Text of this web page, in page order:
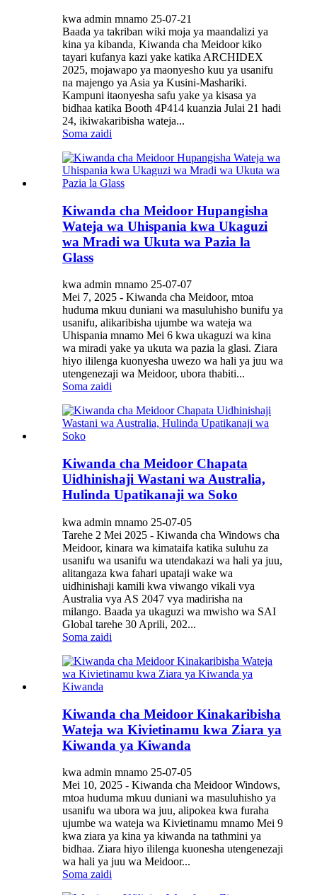
kwa admin mnamo 25-07-21
Baada ya takriban wiki moja ya maandalizi ya
kina ya kibanda, Kiwanda cha Meidoor kiko
tayari kufanya kazi yake katika ARCHIDEX
2025, mojawapo ya maonyesho kuu ya usanifu
na majengo ya Asia ya Kusini-Mashariki.
Kampuni itaonyesha safu yake ya kisasa ya
bidhaa katika Booth 4P414 kuanzia Julai 21 hadi
24, ikiwakaribisha wateja...
Soma zaidi
Kiwanda cha Meidoor Hupangisha
Wateja wa Uhispania kwa Ukaguzi
wa Mradi wa Ukuta wa Pazia la
Glass
kwa admin mnamo 25-07-07
Mei 7, 2025 - Kiwanda cha Meidoor, mtoa
huduma mkuu duniani wa masuluhisho bunifu ya
usanifu, alikaribisha ujumbe wa wateja wa
Uhispania mnamo Mei 6 kwa ukaguzi wa kina
wa miradi yake ya ukuta wa pazia la glasi. Ziara
hiyo ililenga kuonyesha uwezo wa hali ya juu wa
utengenezaji wa Meidoor, ubora thabiti...
Soma zaidi
Kiwanda cha Meidoor Chapata
Uidhinishaji Wastani wa Australia,
Hulinda Upatikanaji wa Soko
kwa admin mnamo 25-07-05
Tarehe 2 Mei 2025 - Kiwanda cha Windows cha
Meidoor, kinara wa kimataifa katika suluhu za
usanifu wa usanifu wa utendakazi wa hali ya juu,
alitangaza kwa fahari upataji wake wa
uidhinishaji kamili kwa viwango vikali vya
Australia vya AS 2047 vya madirisha na
milango. Baada ya ukaguzi wa mwisho wa SAI
Global tarehe 30 Aprili, 202...
Soma zaidi
Kiwanda cha Meidoor Kinakaribisha
Wateja wa Kivietinamu kwa Ziara ya
Kiwanda ya Kiwanda
kwa admin mnamo 25-07-05
Mei 10, 2025 - Kiwanda cha Meidoor Windows,
mtoa huduma mkuu duniani wa masuluhisho ya
usanifu wa ubora wa juu, alipokea kwa furaha
ujumbe wa wateja wa Kivietinamu mnamo Mei 9
kwa ziara ya kina ya kiwanda na tathmini ya
bidhaa. Ziara hiyo ililenga kuonesha utengenezaji
wa hali ya juu wa Meidoor...
Soma zaidi